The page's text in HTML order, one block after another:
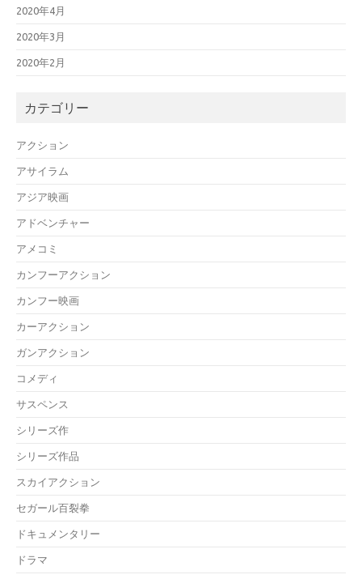
2020年4月
2020年3月
2020年2月
カテゴリー
アクション
アサイラム
アジア映画
アドベンチャー
アメコミ
カンフーアクション
カンフー映画
カーアクション
ガンアクション
コメディ
サスペンス
シリーズ作
シリーズ作品
スカイアクション
セガール百裂拳
ドキュメンタリー
ドラマ